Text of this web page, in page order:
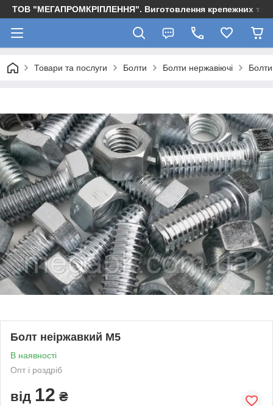
ТОВ "МЕГАПРОМКРІПЛЕННЯ". Виготовлення крепежних та
Товари та послуги Болти Болти нержавіючі
Болт неіржавкий М5
В наявності
Опт і роздріб
від 12 ₴